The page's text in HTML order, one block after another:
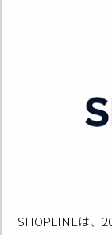
SHOPLINEは、